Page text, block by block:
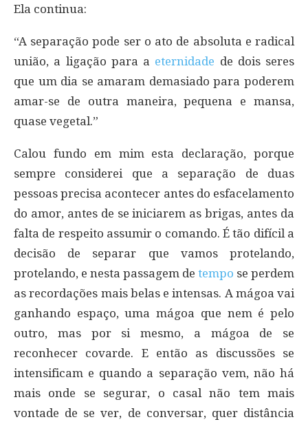
Ela continua:
“A separação pode ser o ato de absoluta e radical
união, a ligação para a eternidade de dois seres
que um dia se amaram demasiado para poderem
amar-se de outra maneira, pequena e mansa,
quase vegetal.”
Calou fundo em mim esta declaração, porque
sempre considerei que a separação de duas
pessoas precisa acontecer antes do esfacelamento
do amor, antes de se iniciarem as brigas, antes da
falta de respeito assumir o comando. É tão difícil a
decisão de separar que vamos protelando,
protelando, e nesta passagem de tempo se perdem
as recordações mais belas e intensas. A mágoa vai
ganhando espaço, uma mágoa que nem é pelo
outro, mas por si mesmo, a mágoa de se
reconhecer covarde. E então as discussões se
intensificam e quando a separação vem, não há
mais onde se segurar, o casal não tem mais
vontade de se ver, de conversar, quer distância